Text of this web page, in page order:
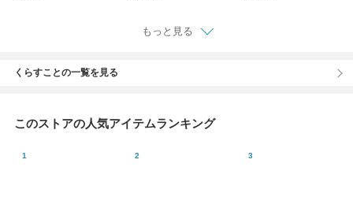
もっと見る
くらすことの一覧を見る
このストアの人気アイテムランキング